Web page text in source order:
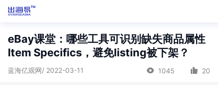
eBay课堂：哪些工具可识别缺失商品属性
Item Specifics，避免listing被下架？
蓝海亿观网/ 2022-03-11 1045 20